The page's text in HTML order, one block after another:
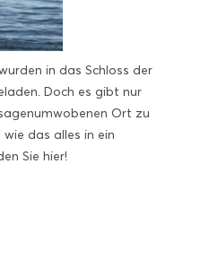
in das Schloss der
Doch es gibt nur
Ort zu
das alles in ein
Sie hier!